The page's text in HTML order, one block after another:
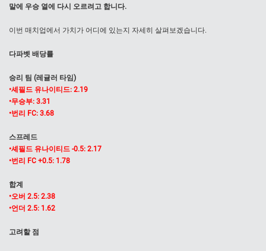
말에 우승 열에 다시 오르려고 합니다.
이번 매치업에서 가치가 어디에 있는지 자세히 살펴보겠습니다.
다파벳 배당률
승리 팀 (레귤러 타임)
•셰필드 유나이티드: 2.19
•무승부: 3.31
•번리 FC: 3.68
스프레드
•셰필드 유나이티드 -0.5: 2.17
•번리 FC +0.5: 1.78
합계
•오버 2.5: 2.38
•언더 2.5: 1.62
고려할 점